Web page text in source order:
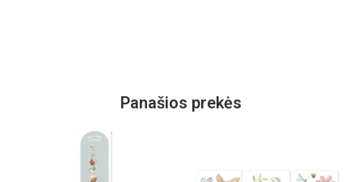
Panašios prekės